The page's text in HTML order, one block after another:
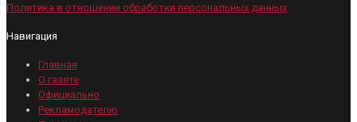
Политика в отношении обработки персональных данных
Навигация
Главная
О газете
Официально
Рекламодателю